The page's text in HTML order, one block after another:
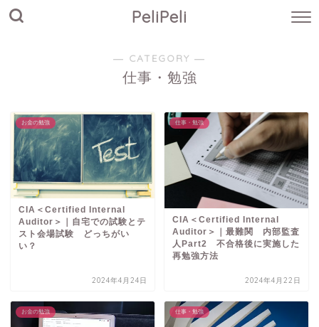
PeliPeli
― CATEGORY ―
仕事・勉強
お金の勉強
CIA＜Certified Internal
Auditor＞｜自宅での試験とテ
スト会場試験 どっちがい
い？
2024年4月24日
仕事・勉強
CIA＜Certified Internal
Auditor＞｜最難関 内部監査
人Part2 不合格後に実施した
再勉強方法
2024年4月22日
お金の勉強 仕事・勉強